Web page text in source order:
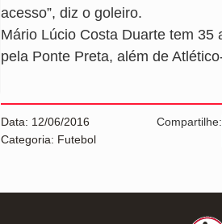
acesso”, diz o goleiro.
Mário Lúcio Costa Duarte tem 35
pela Ponte Preta, além de
Data: 12/06/2016
Categoria: Futebol
Compartilhe: